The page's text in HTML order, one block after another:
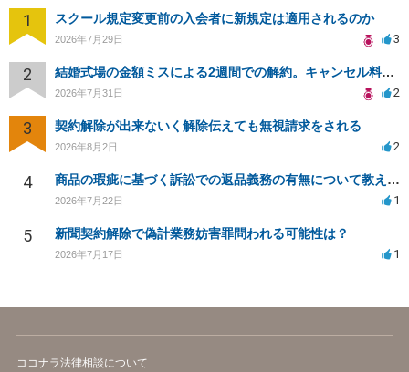
1 スクール規定変更前の入会者に新規定は適用されるのか
2026年7月29日 3
2 結婚式場の金額ミスによる2週間での解約。キャンセル料10万円の免除は可能か。
2026年7月31日 2
3 契約解除が出来ないく解除伝えても無視請求をされる
2026年8月2日 2
4 商品の瑕疵に基づく訴訟での返品義務の有無について教えてください
2026年7月22日 1
5 新聞契約解除で偽計業務妨害罪問われる可能性は？
2026年7月17日 1
ココナラ法律相談について